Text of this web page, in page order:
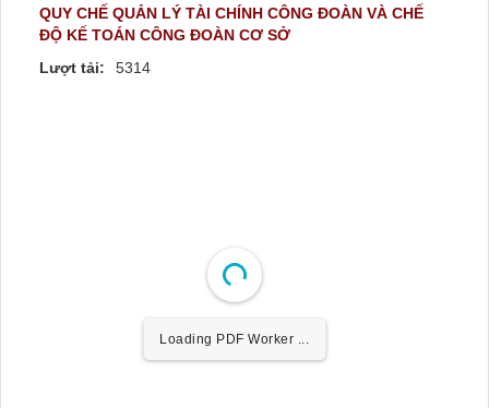
QUY CHẾ QUẢN LÝ TÀI CHÍNH CÔNG ĐOÀN VÀ CHẾ
ĐỘ KẾ TOÁN CÔNG ĐOÀN CƠ SỞ
Lượt tải:
5314
Loading PDF Worker ...